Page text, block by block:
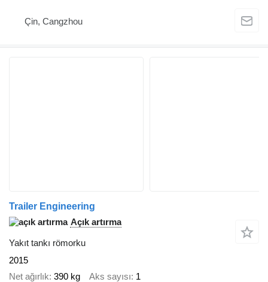
Çin, Cangzhou
Trailer Engineering
Açık artırma
Yakıt tankı römorku
2015
Net ağırlık 390 kg Aks sayısı 1